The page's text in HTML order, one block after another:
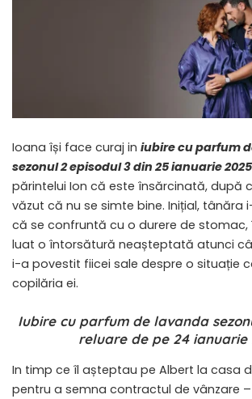
Ioana își face curaj in iubire cu parfum
sezonul 2 episodul 3 din 25 ianuarie 2025
părintelui Ion că este însărcinată, după
văzut că nu se simte bine. Inițial, tânăra
că se confruntă cu o durere de stomac,
luat o întorsătură neașteptată atunci
i-a povestit fiicei sale despre o situație
copilăria ei.
Iubire cu parfum de lavanda
reluare de pe 24 ianuarie
In timp ce îl așteptau pe Albert la casa
pentru a semna contractul de vânzare